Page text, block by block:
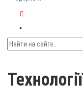
Технології